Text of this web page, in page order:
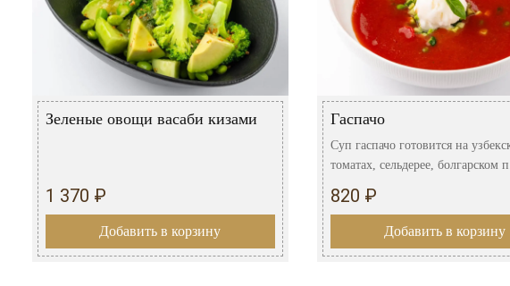
Зеленые овощи васаби кизами
1 370 ₽
Добавить в корзину
Гаспачо
Суп гаспачо готовится на
томатах, сельдерее, болгарском
820 ₽
Добавить в корзину